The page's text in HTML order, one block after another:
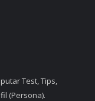
Test, Tips,
(Persona).